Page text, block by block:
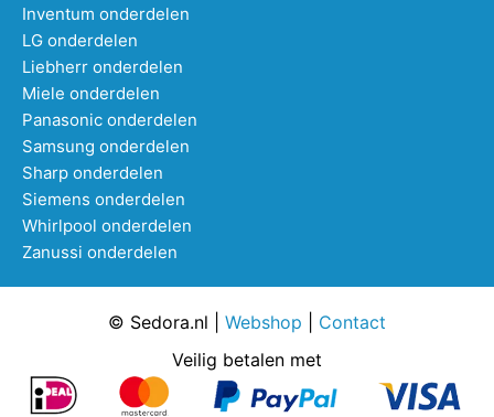
Inventum onderdelen
LG onderdelen
Liebherr onderdelen
Miele onderdelen
Panasonic onderdelen
Samsung onderdelen
Sharp onderdelen
Siemens onderdelen
Whirlpool onderdelen
Zanussi onderdelen
© Sedora.nl | Webshop
Contact
Veilig betalen met